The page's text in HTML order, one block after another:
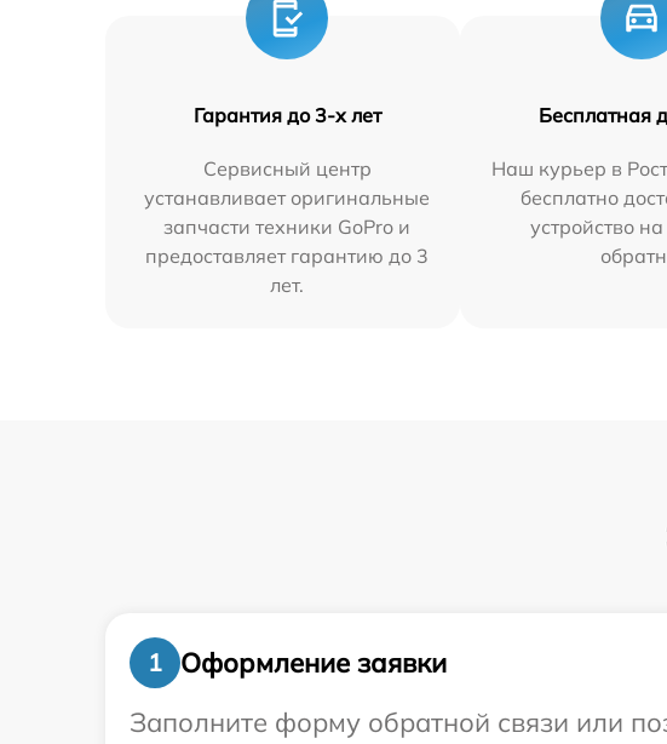
Гарантия до 3-х лет
Сервисный центр
устанавливает оригинальные
запчасти техники GoPro и
предоставляет гарантию до 3
лет.
Бесплатная
Наш курьер в
бесплатно
устройство
1
Оформление заявки
Заполните форму обратной связи или